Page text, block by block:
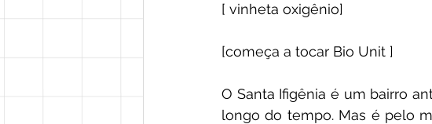
[ vinheta oxigênio]
[começa a tocar Bio Unit ]
O Santa Ifigênia é um bairro
longo do tempo. Mas é pelo